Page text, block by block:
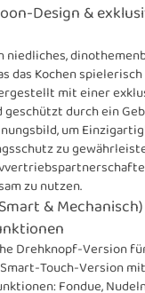
Design &
niedliches,
das Kochen
mit einer
durch ein
um
zu
zu nutzen.
&
Drehknopf-Version
Touch-Version
Fondue,